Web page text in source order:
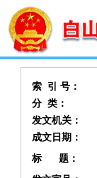
索 引 号：
分 类：
发文机关：
成文日期：
标 题：